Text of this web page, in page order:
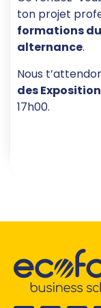
ton projet
formations du
alternance.
Nous
des
17h00.